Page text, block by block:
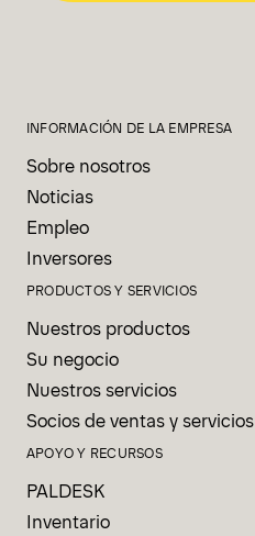
INFORMACIÓN DE LA EMPRESA
Sobre nosotros
Noticias
Empleo
Inversores
PRODUCTOS Y SERVICIOS
Nuestros productos
Su negocio
Nuestros servicios
Socios de ventas y servicios
APOYO Y RECURSOS
PALDESK
Inventario